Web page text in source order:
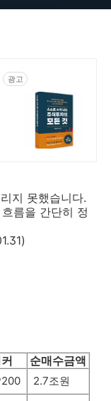
광고
지 못했습니다.
름을 간단히 정
순매수금액
2.7조원